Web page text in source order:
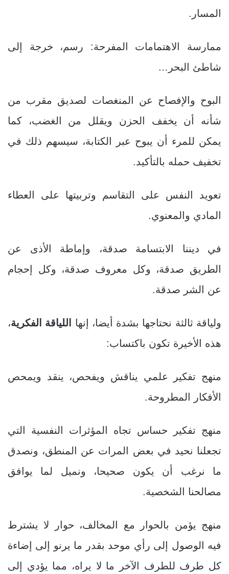
المسار.
ممارسة الاهتمامات المفرحة: رسم، خرجة إلى
شاطئ البحر…
البوح والإفصاح عن المنغصات لصديق مقرب من
شأنه أن يخفف الحزن ويقلل من الغضب، كما
يمكن للمرء أن يبوح عبر الكتابة، سيسهم ذلك في
تخفيف حمله بالتأكيد.
تعويد النفس على التقاسم وتربيتها على العطاء
المادي والمعنوي.
في ديننا الابتسامة صدقة، وإماطة الأذى عن
الطريق صدقة، وكل معروف صدقة، وكل إحجام
عن الشر صدقة.
ولياقة ثالثة نحتاجها بشدة أيضا، إنها اللياقة الفكرية،
هذه الأخيرة تكون باكتساب:
منهج تفكير علمي يناقش ويفحص، ينقد ويمحص
الأفكار المطروحة.
منهج تفكير حساس تجاه المؤثرات النفسية التي
تجعلنا نحيد في بعض المرات عن المنطق، ونصدق
ما نرغب أن يكون صحيحا، ونميل لما يوافق
مصالحنا الشخصية.
منهج يؤمن بالحوار مع المخالف، حوار لا يشترط
فيه الوصول إلى رأي موحد بقدر ما يرنو إلى إضاءة
كل طرف للطرف الآخر ما لا يراه، مما يؤدي إلى